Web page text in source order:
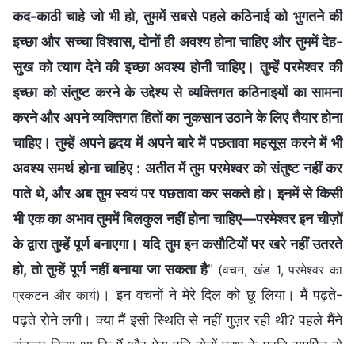
कद-काठी चाहे जो भी हो, तुममें सबसे पहले कठिनाई को भुगतने की
इच्छा और सच्चा विश्वास, दोनों ही अवश्य होना चाहिए और तुममें देह-
सुख को त्याग देने की इच्छा अवश्य होनी चाहिए। तुम्हें परमेश्वर की
इच्छा को संतुष्ट करने के उद्देश्य से व्यक्तिगत कठिनाइयों का सामना
करने और अपने व्यक्तिगत हितों का नुकसान उठाने के लिए तैयार होना
चाहिए। तुम्हें अपने हृदय में अपने बारे में पछतावा महसूस करने में भी
अवश्य समर्थ होना चाहिए : अतीत में तुम परमेश्वर को संतुष्ट नहीं कर
पाते थे, और अब तुम स्वयं पर पछतावा कर सकते हो। इनमें से किसी
भी एक का अभाव तुममें बिलकुल नहीं होना चाहिए—परमेश्वर इन चीज़ों
के द्वारा तुम्हें पूर्ण बनाएगा। यदि तुम इन कसौटियों पर खरे नहीं उतरते
हो, तो तुम्हें पूर्ण नहीं बनाया जा सकता है" (वचन, खंड 1, परमेश्वर का
प्रकटन और कार्य) । इन वचनों ने मेरे दिल को छू लिया। मैं पढ़ते-
पढ़ते रोने लगी। क्या मैं इसी स्थिति से नहीं गुज़र रही थी? पहले मैंने